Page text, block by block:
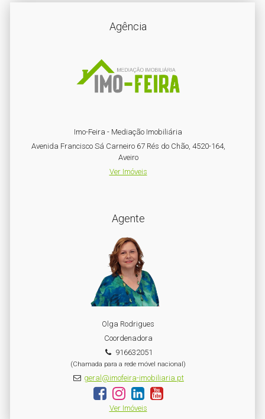
Agência
Imo-Feira - Mediação Imobiliária
Avenida Francisco Sá Carneiro 67 Rés do Chão, 4520-164,
Aveiro
Ver Imóveis
Agente
Olga Rodrigues
Coordenadora
916632051
(Chamada para a rede móvel nacional)
geral@imofeira-imobiliaria.pt
Ver Imóveis